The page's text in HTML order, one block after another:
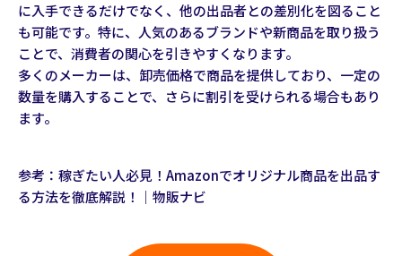
に入手できるだけでなく、他の出品者との差別化を図ること
も可能です。特に、人気のあるブランドや新商品を取り扱う
ことで、消費者の関心を引きやすくなります。
多くのメーカーは、卸売価格で商品を提供しており、一定の
数量を購入することで、さらに割引を受けられる場合もあり
ます。
参考： 稼ぎたい人必見！Amazonでオリジナル商品を出品す
る方法を徹底解説！｜物販ナビ